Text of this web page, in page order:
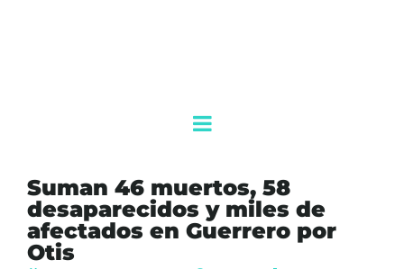
Suman 46 muertos, 58
desaparecidos y miles de
afectados en Guerrero por
Otis